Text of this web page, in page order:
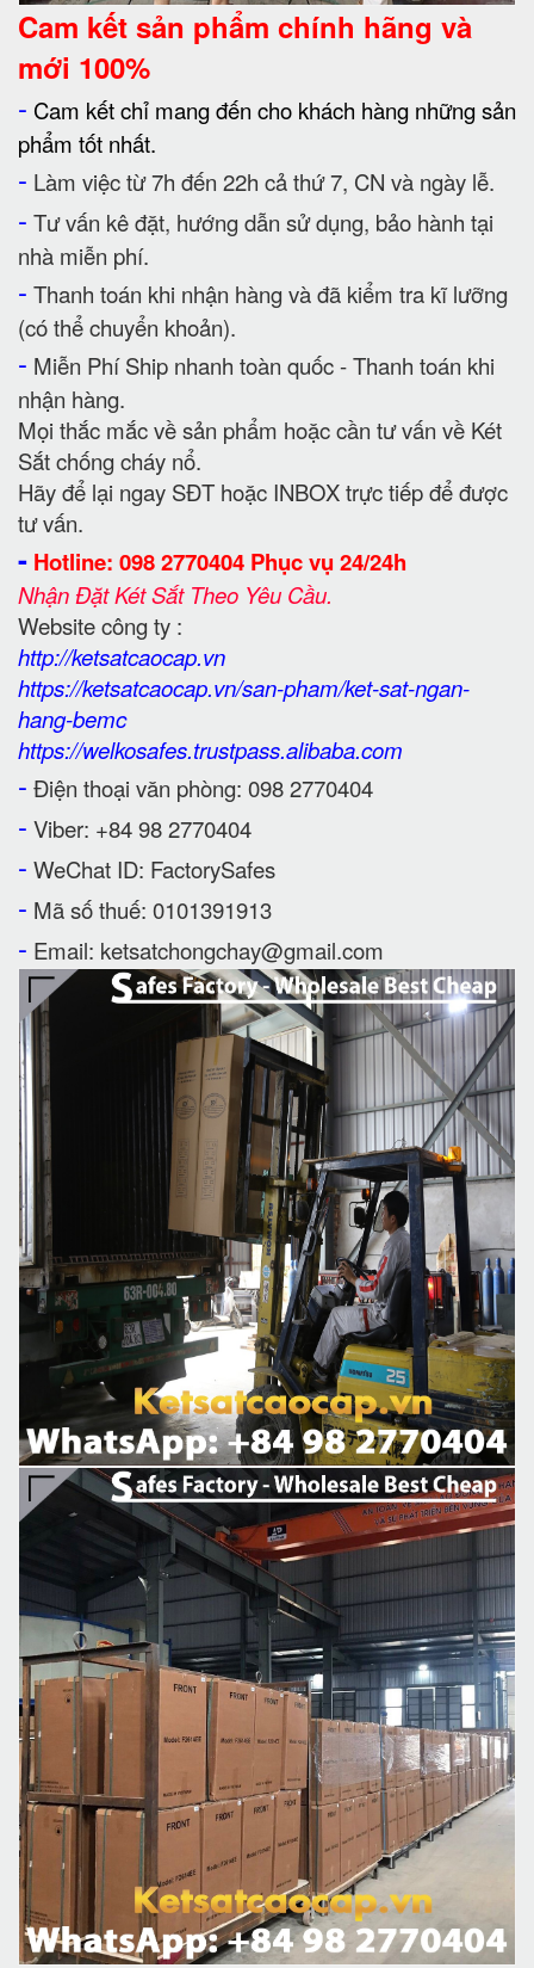
Cam kết sản phẩm chính hãng và
mới 100%
- Cam kết chỉ mang đến cho khách hàng những sản
phẩm tốt nhất.
- Làm việc từ 7h đến 22h cả thứ 7, CN và ngày lễ.
- Tư vấn kê đặt, hướng dẫn sử dụng, bảo hành tại
nhà miễn phí.
- Thanh toán khi nhận hàng và đã kiểm tra kĩ lưỡng
(có thể chuyển khoản).
- Miễn Phí Ship nhanh toàn quốc - Thanh toán khi
nhận hàng.
Mọi thắc mắc về sản phẩm hoặc cần tư vấn về Két
Sắt chống cháy nổ.
Hãy để lại ngay SĐT hoặc INBOX trực tiếp để được
tư vấn.
- Hotline: 098 2770404 Phục vụ 24/24h
Nhận Đặt Két Sắt Theo Yêu Cầu.
Website công ty :
http://ketsatcaocap.vn
https://ketsatcaocap.vn/san-pham/ket-sat-ngan-
hang-bemc
https://welkosafes.trustpass.alibaba.com
- Điện thoại văn phòng: 098 2770404
- Viber: +84 98 2770404
- WeChat ID: FactorySafes
- Mã số thuế: 0101391913
- Email: ketsatchongchay@gmail.com